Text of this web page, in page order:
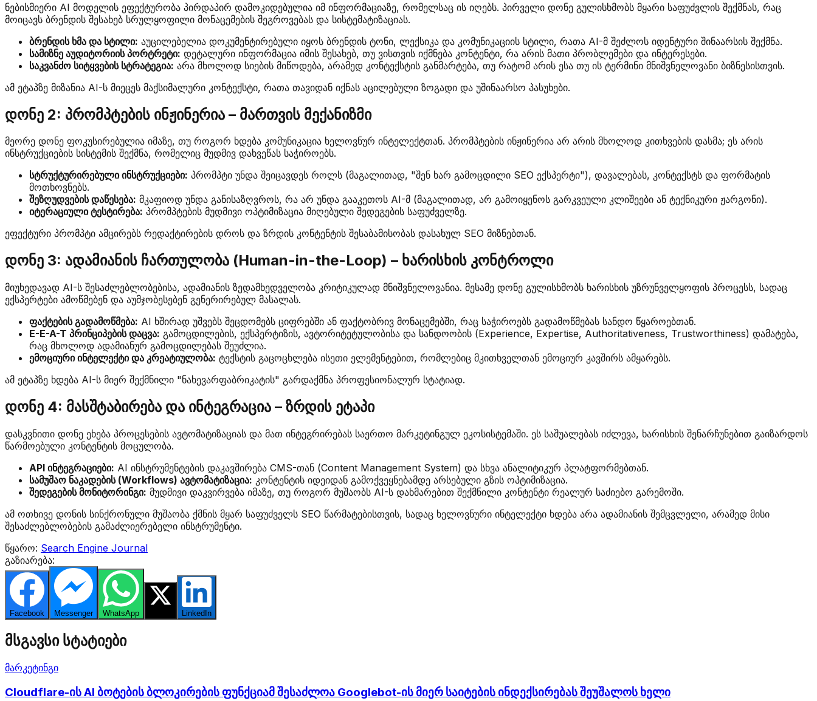
ნებისმიერი AI მოდელის ეფექტურობა პირდაპირ დამოკიდებულია იმ ინფორმაციაზე, რომელსაც ის იღებს. პირველი დონე გულისხმობს მყარი საფუძვლის შექმნას, რაც
მოიცავს ბრენდის შესახებ სრულყოფილი მონაცემების შეგროვებას და სისტემატიზაციას.
ბრენდის ხმა და სტილი: აუცილებელია დოკუმენტირებული იყოს ბრენდის ტონი, ლექსიკა და კომუნიკაციის სტილი, რათა AI-მ შეძლოს იდენტური შინაარსის შექმნა.
სამიზნე აუდიტორიის პორტრეტი: დეტალური ინფორმაცია იმის შესახებ, თუ ვისთვის იქმნება კონტენტი, რა არის მათი პრობლემები და ინტერესები.
საკვანძო სიტყვების სტრატეგია: არა მხოლოდ სიების მიწოდება, არამედ კონტექსტის განმარტება, თუ რატომ არის ესა თუ ის ტერმინი მნიშვნელოვანი ბიზნესისთვის.
ამ ეტაპზე მიზანია AI-ს მიეცეს მაქსიმალური კონტექსტი, რათა თავიდან იქნას აცილებული ზოგადი და უშინაარსო პასუხები.
დონე 2: პრომპტების ინჟინერია – მართვის მექანიზმი
მეორე დონე ფოკუსირებულია იმაზე, თუ როგორ ხდება კომუნიკაცია ხელოვნურ ინტელექტთან. პრომპტების ინჟინერია არ არის მხოლოდ კითხვების დასმა; ეს არის
ინსტრუქციების სისტემის შექმნა, რომელიც მუდმივ დახვეწას საჭიროებს.
სტრუქტურირებული ინსტრუქციები: პრომპტი უნდა შეიცავდეს როლს (მაგალითად, "შენ ხარ გამოცდილი SEO ექსპერტი"), დავალებას, კონტექსტს და ფორმატის
მოთხოვნებს.
შეზღუდვების დაწესება: მკაფიოდ უნდა განისაზღვროს, რა არ უნდა გააკეთოს AI-მ (მაგალითად, არ გამოიყენოს გარკვეული კლიშეები ან ტექნიკური ჟარგონი).
იტერაციული ტესტირება: პრომპტების მუდმივი ოპტიმიზაცია მიღებული შედეგების საფუძველზე.
ეფექტური პრომპტი ამცირებს რედაქტირების დროს და ზრდის კონტენტის შესაბამისობას დასახულ SEO მიზნებთან.
დონე 3: ადამიანის ჩართულობა (Human-in-the-Loop) – ხარისხის კონტროლი
მიუხედავად AI-ს შესაძლებლობებისა, ადამიანის ზედამხედველობა კრიტიკულად მნიშვნელოვანია. მესამე დონე გულისხმობს ხარისხის უზრუნველყოფის პროცესს, სადაც
ექსპერტები ამოწმებენ და აუმჯობესებენ გენერირებულ მასალას.
ფაქტების გადამოწმება: AI ხშირად უშვებს შეცდომებს ციფრებში ან ფაქტობრივ მონაცემებში, რაც საჭიროებს გადამოწმებას სანდო წყაროებთან.
E-E-A-T პრინციპების დაცვა: გამოცდილების, ექსპერტიზის, ავტორიტეტულობისა და სანდოობის (Experience, Expertise, Authoritativeness, Trustworthiness) დამატება,
რაც მხოლოდ ადამიანურ გამოცდილებას შეუძლია.
ემოციური ინტელექტი და კრეატიულობა: ტექსტის გაცოცხლება ისეთი ელემენტებით, რომლებიც მკითხველთან ემოციურ კავშირს ამყარებს.
ამ ეტაპზე ხდება AI-ს მიერ შექმნილი "ნახევარფაბრიკატის" გარდაქმნა პროფესიონალურ სტატიად.
დონე 4: მასშტაბირება და ინტეგრაცია – ზრდის ეტაპი
დასკვნითი დონე ეხება პროცესების ავტომატიზაციას და მათ ინტეგრირებას საერთო მარკეტინგულ ეკოსისტემაში. ეს საშუალებას იძლევა, ხარისხის შენარჩუნებით გაიზარდოს
წარმოებული კონტენტის მოცულობა.
API ინტეგრაციები: AI ინსტრუმენტების დაკავშირება CMS-თან (Content Management System) და სხვა ანალიტიკურ პლატფორმებთან.
სამუშაო ნაკადების (Workflows) ავტომატიზაცია: კონტენტის იდეიდან გამოქვეყნებამდე არსებული გზის ოპტიმიზაცია.
შედეგების მონიტორინგი: მუდმივი დაკვირვება იმაზე, თუ როგორ მუშაობს AI-ს დახმარებით შექმნილი კონტენტი რეალურ საძიებო გარემოში.
ამ ოთხივე დონის სინქრონული მუშაობა ქმნის მყარ საფუძველს SEO წარმატებისთვის, სადაც ხელოვნური ინტელექტი ხდება არა ადამიანის შემცვლელი, არამედ მისი
შესაძლებლობების გამაძლიერებელი ინსტრუმენტი.
წყარო: Search Engine Journal
გაზიარება:
Facebook Messenger WhatsApp LinkedIn
მსგავსი სტატიები
მარკეტინგი
Cloudflare-ის AI ბოტების ბლოკირების ფუნქციამ შესაძლოა Googlebot-ის მიერ საიტების ინდექსირებას შეუშალოს ხელი